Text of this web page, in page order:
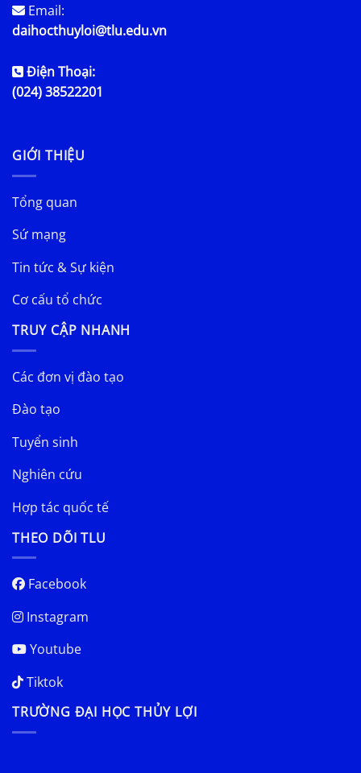
Email:
daihocthuyloi@tlu.edu.vn
Điện Thoại:
(024) 38522201
GIỚI THIỆU
Tổng quan
Sứ mạng
Tin tức & Sự kiện
Cơ cấu tổ chức
TRUY CẬP NHANH
Các đơn vị đào tạo
Đào tạo
Tuyển sinh
Nghiên cứu
Hợp tác quốc tế
THEO DÕI TLU
Facebook
Instagram
Youtube
Tiktok
TRƯỜNG ĐẠI HỌC THỦY LỢI